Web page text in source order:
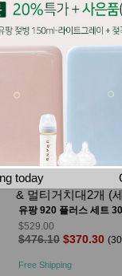
today
배
New 유팡 시그니처
독기 (UP920A+) 바
& 멀티거치대2개 (
Free Shipping
New 유팡 시그니처
독기 (UP920A+) 밀
& 멀티거치대2개 (
유팡 920 플러스 세트
$529.00
$476.10 $370.30
Free Shipping